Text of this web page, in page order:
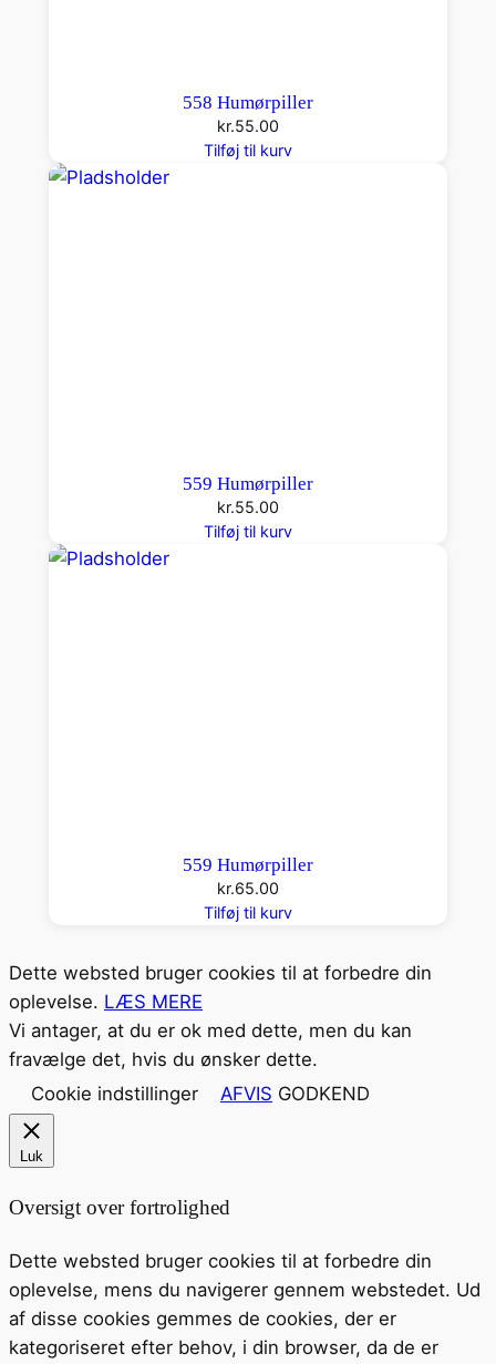
558 Humørpiller
kr.55.00
Tilføj til kurv
559 Humørpiller
kr.55.00
Tilføj til kurv
559 Humørpiller
kr.65.00
Tilføj til kurv
Dette websted bruger cookies til at forbedre din
oplevelse. LÆS MERE
Vi antager, at du er ok med dette, men du kan
fravælge det, hvis du ønsker dette.
Cookie indstillinger
AFVIS GODKEND
Luk
Oversigt over fortrolighed
Dette websted bruger cookies til at forbedre din
oplevelse, mens du navigerer gennem webstedet. Ud
af disse cookies gemmes de cookies, der er
kategoriseret efter behov, i din browser, da de er